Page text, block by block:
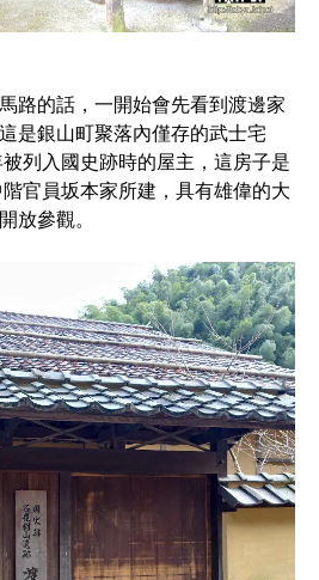
路的話，一開始會先看到渡邊家
是銀山町聚落內僅存的武士宅
列入國史跡時的屋主，這房子是
官員坂本家所建，具有雄偉的大
放參觀。